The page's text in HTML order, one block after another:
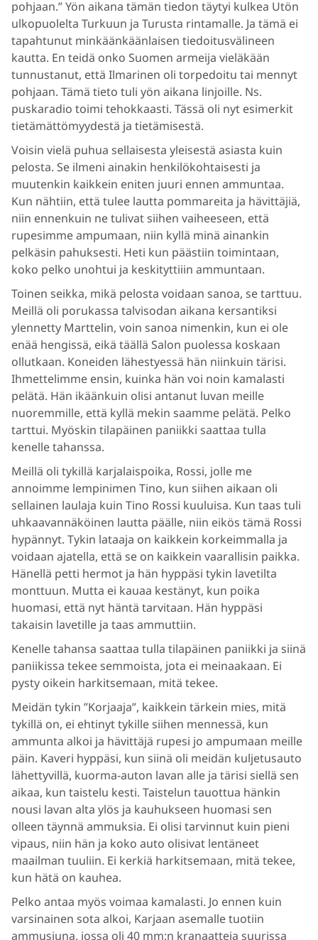
pohjaan.” Yön aikana tämän tiedon täytyi kulkea Utön
ulkopuolelta Turkuun ja Turusta rintamalle. Ja tämä ei
tapahtunut minkäänkäänlaisen tiedoitusvälineen
kautta. En teidä onko Suomen armeija vieläkään
tunnustanut, että Ilmarinen oli torpedoitu tai mennyt
pohjaan. Tämä tieto tuli yön aikana linjoille. Ns.
puskaradio toimi tehokkaasti. Tässä oli nyt esimerkit
tietämättömyydestä ja tietämisestä.
Voisin vielä puhua sellaisesta yleisestä asiasta kuin
pelosta. Se ilmeni ainakin henkilökohtaisesti ja
muutenkin kaikkein eniten juuri ennen ammuntaa.
Kun nähtiin, että tulee lautta pommareita ja hävittäjiä,
niin ennenkuin ne tulivat siihen vaiheeseen, että
rupesimme ampumaan, niin kyllä minä ainankin
pelkäsin pahuksesti. Heti kun päästiin toimintaan,
koko pelko unohtui ja keskityttiiin ammuntaan.
Toinen seikka, mikä pelosta voidaan sanoa, se tarttuu.
Meillä oli porukassa talvisodan aikana kersantiksi
ylennetty Marttelin, voin sanoa nimenkin, kun ei ole
enää hengissä, eikä täällä Salon puolessa koskaan
ollutkaan. Koneiden lähestyessä hän niinkuin tärisi.
Ihmettelimme ensin, kuinka hän voi noin kamalasti
pelätä. Hän ikäänkuin olisi antanut luvan meille
nuoremmille, että kyllä mekin saamme pelätä. Pelko
tarttui. Myöskin tilapäinen paniikki saattaa tulla
kenelle tahanssa.
Meillä oli tykillä karjalaispoika, Rossi, jolle me
annoimme lempinimen Tino, kun siihen aikaan oli
sellainen laulaja kuin Tino Rossi kuuluisa. Kun taas tuli
uhkaavannäköinen lautta päälle, niin eikös tämä Rossi
hypännyt. Tykin lataaja on kaikkein korkeimmalla ja
voidaan ajatella, että se on kaikkein vaarallisin paikka.
Hänellä petti hermot ja hän hyppäsi tykin lavetilta
monttuun. Mutta ei kauaa kestänyt, kun poika
huomasi, että nyt häntä tarvitaan. Hän hyppäsi
takaisin lavetille ja taas ammuttiin.
Kenelle tahansa saattaa tulla tilapäinen paniikki ja siinä
paniikissa tekee semmoista, jota ei meinaakaan. Ei
pysty oikein harkitsemaan, mitä tekee.
Meidän tykin ”Korjaaja”, kaikkein tärkein mies, mitä
tykillä on, ei ehtinyt tykille siihen mennessä, kun
ammunta alkoi ja hävittäjä rupesi jo ampumaan meille
päin. Kaveri hyppäsi, kun siinä oli meidän kuljetusauto
lähettyvillä, kuorma-auton lavan alle ja tärisi siellä sen
aikaa, kun taistelu kesti. Taistelun tauottua hänkin
nousi lavan alta ylös ja kauhukseen huomasi sen
olleen täynnä ammuksia. Ei olisi tarvinnut kuin pieni
vipaus, niin hän ja koko auto olisivat lentäneet
maailman tuuliin. Ei kerkiä harkitsemaan, mitä tekee,
kun hätä on kauhea.
Pelko antaa myös voimaa kamalasti. Jo ennen kuin
varsinainen sota alkoi, Karjaan asemalle tuotiin
ammusjuna, jossa oli 40 mm:n kranaatteja suurissa